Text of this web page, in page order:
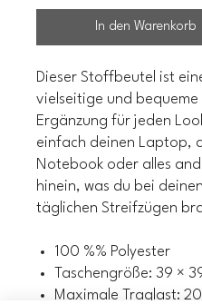
In den Warenkorb
Dieser Stoffbeutel ist
vielseitige und bequeme
Ergänzung für jeden
einfach deinen Laptop,
Notebook oder alles
hinein, was du bei deinen
täglichen Streifzügen
100 %% Polyester
Taschengröße: 39 ×
Maximale Traglast: